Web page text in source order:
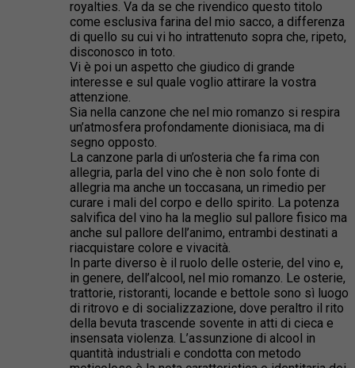
royalties. Va da se che rivendico questo titolo
come esclusiva farina del mio sacco, a differenza
di quello su cui vi ho intrattenuto sopra che, ripeto,
disconosco in toto.
Vi è poi un aspetto che giudico di grande
interesse e sul quale voglio attirare la vostra
attenzione.
Sia nella canzone che nel mio romanzo si respira
un’atmosfera profondamente dionisiaca, ma di
segno opposto.
La canzone parla di un’osteria che fa rima con
allegria, parla del vino che è non solo fonte di
allegria ma anche un toccasana, un rimedio per
curare i mali del corpo e dello spirito. La potenza
salvifica del vino ha la meglio sul pallore fisico ma
anche sul pallore dell’animo, entrambi destinati a
riacquistare colore e vivacità.
In parte diverso è il ruolo delle osterie, del vino e,
in genere, dell’alcool, nel mio romanzo. Le osterie,
trattorie, ristoranti, locande e bettole sono sì luogo
di ritrovo e di socializzazione, dove peraltro il rito
della bevuta trascende sovente in atti di cieca e
insensata violenza. L’assunzione di alcool in
quantità industriali e condotta con metodo